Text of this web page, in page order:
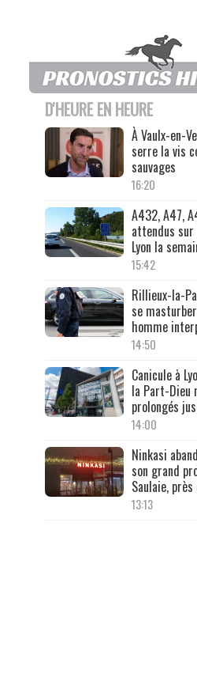
D'HEURE EN HEURE
À Vaulx-en-
serre la vis
sauvages
16:20
A432, A47,
attendus
Lyon la
15:42
Rillieux-la-
se
homme
14:50
Canicule à
la Part-Dieu
prolongés
14:00
Ninkasi
son grand
Saulaie, près
13:13